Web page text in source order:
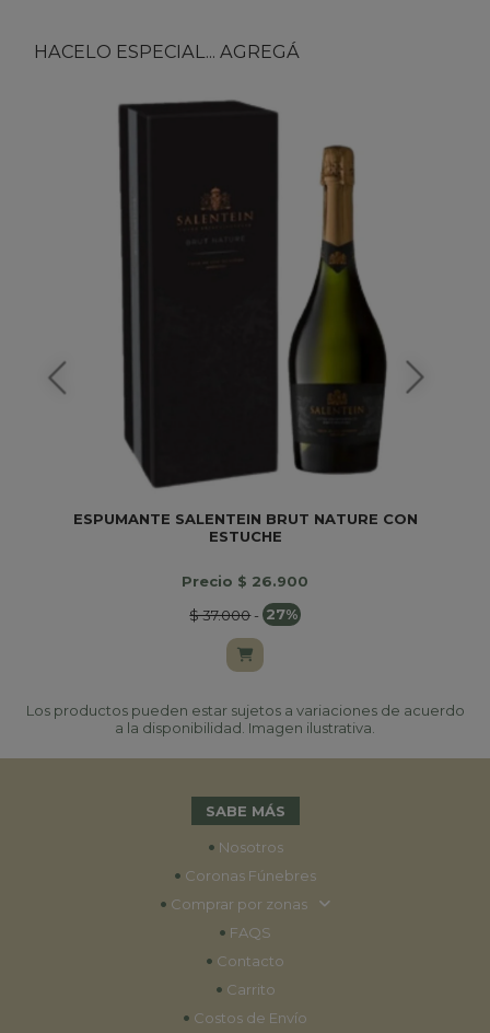
HACELO ESPECIAL... AGREGÁ
ESPUMANTE SALENTEIN BRUT NATURE CON
ESTUCHE
Precio $ 26.900
$ 37.000- 27%
Los productos pueden estar sujetos a variaciones de acuerdo
a la disponibilidad. Imagen ilustrativa.
SABE MÁS
• Nosotros
• Coronas Fúnebres
• Comprar por zonas
• FAQS
• Contacto
• Carrito
• Costos de Envío